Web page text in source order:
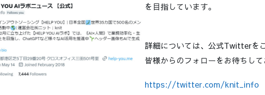
を目指しています。
詳細については、公式Twitterを
皆様からのフォローをお待ちして
https://twitter.com/knit_info